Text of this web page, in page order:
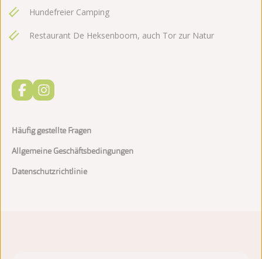
Hundefreier Camping
Restaurant De Heksenboom, auch Tor zur Natur
Häufig gestellte Fragen
Allgemeine Geschäftsbedingungen
Datenschutzrichtlinie